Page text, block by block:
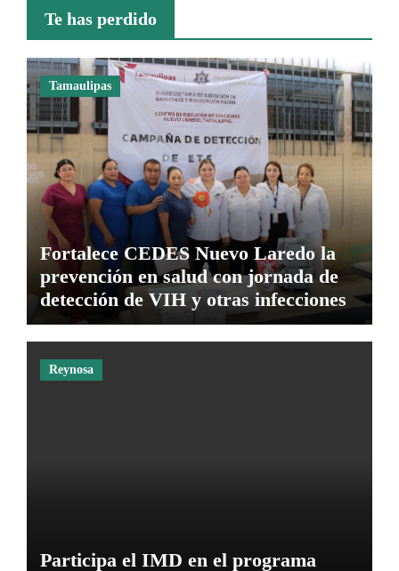
Te has perdido
Tamaulipas
Fortalece CEDES Nuevo Laredo la
prevención en salud con jornada de
detección de VIH y otras infecciones
Reynosa
Participa el IMD en el programa